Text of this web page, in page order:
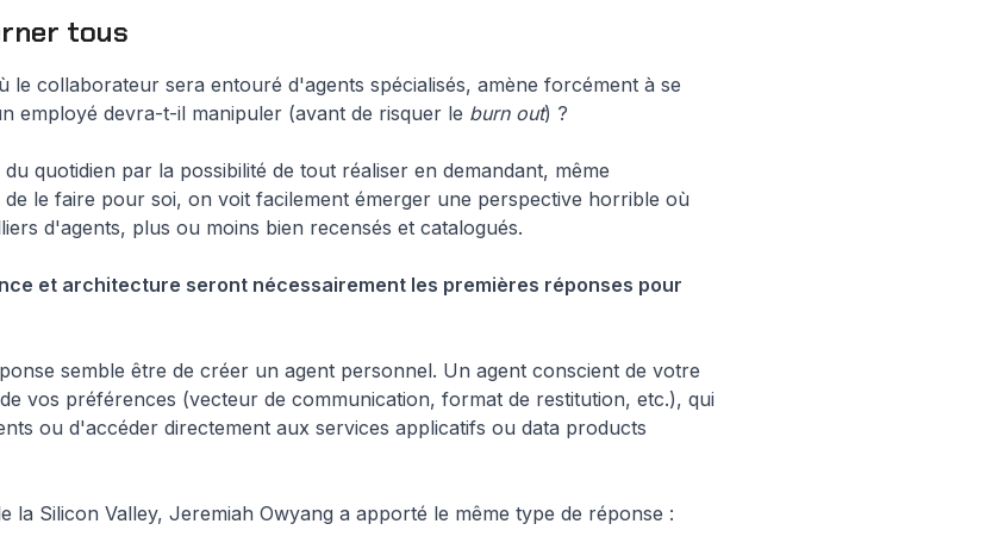
tous
le collaborateur sera entouré d'agents spécialisés, amène forcément à se
employé devra-t-il manipuler (avant de risquer le burn out) ?
quotidien par la possibilité de tout réaliser en demandant, même
le faire pour soi, on voit facilement émerger une perspective horrible où
d'agents, plus ou moins bien recensés et catalogués.
et architecture seront nécessairement les premières réponses pour
semble être de créer un agent personnel. Un agent conscient de votre
vos préférences (vecteur de communication, format de restitution, etc.), qui
ou d'accéder directement aux services applicatifs ou data products
la Silicon Valley, Jeremiah Owyang a apporté le même type de réponse :